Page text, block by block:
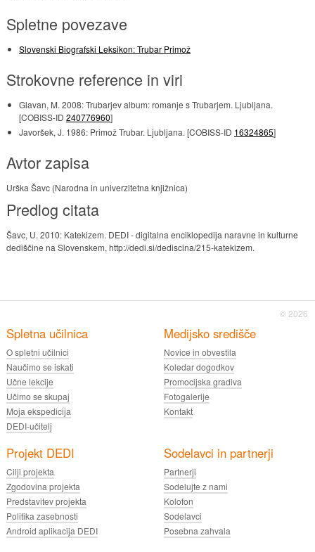
Spletne povezave
Slovenski Biografski Leksikon: Trubar Primož
Strokovne reference in viri
Glavan, M. 2008: Trubarjev album: romanje s Trubarjem. Ljubljana.
[COBISS-ID 240776960]
Javoršek, J. 1986: Primož Trubar. Ljubljana. [COBISS-ID 16324865]
Avtor zapisa
Urška Šavc (Narodna in univerzitetna knjižnica)
Predlog citata
Šavc, U. 2010: Katekizem. DEDI - digitalna enciklopedija naravne in kulturne
dediščine na Slovenskem, http://dedi.si/dediscina/215-katekizem.
© 2026
Spletna učilnica
O spletni učilnici
Naučimo se iskati
Učne lekcije
Učimo se skupaj
Moja ekspedicija
DEDI-učitelj
Medijsko središče
Novice in obvestila
Koledar dogodkov
Promocijska gradiva
Fotogalerije
Kontakt
Projekt DEDI
Cilji projekta
Zgodovina projekta
Predstavitev projekta
Politika zasebnosti
Android aplikacija DEDI
Sodelavci in partnerji
Partnerji
Sodelujte z nami
Kolofon
Sodelavci
Posebna zahvala